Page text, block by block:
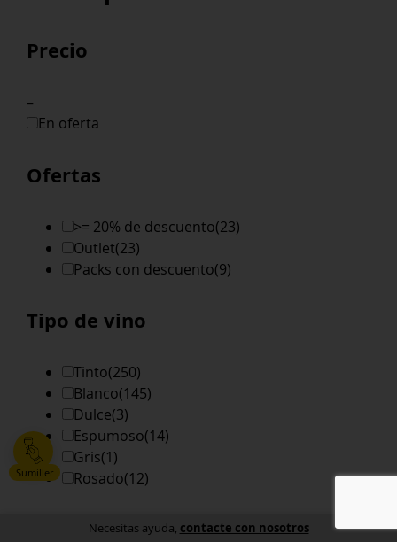
Sumiller
Precio
–
En oferta
Ofertas
>= 20% de descuento(23)
Outlet(23)
Packs con descuento(9)
Tipo de vino
Tinto(250)
Blanco(145)
Dulce(3)
Espumoso(14)
Gris(1)
Rosado(12)
Necesitas ayuda, contacte con nosotros